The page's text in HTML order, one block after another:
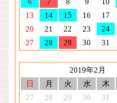
13
14 15 16 17
20
21 22 23 24
27
28 29 30 31
2019年2月
日
月 火 水 木
27
28 29 30 31